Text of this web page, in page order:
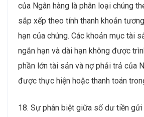
của Ngân hàng là phân loại chúng
sắp xếp theo tính thanh khoản
hạn của chúng. Các khoản mục tài
ngắn hạn và dài hạn không được
phần lớn tài sản và nợ phải trả của
được thực hiện hoặc thanh toán
18. Sự phân biệt giữa số dư tiền gửi